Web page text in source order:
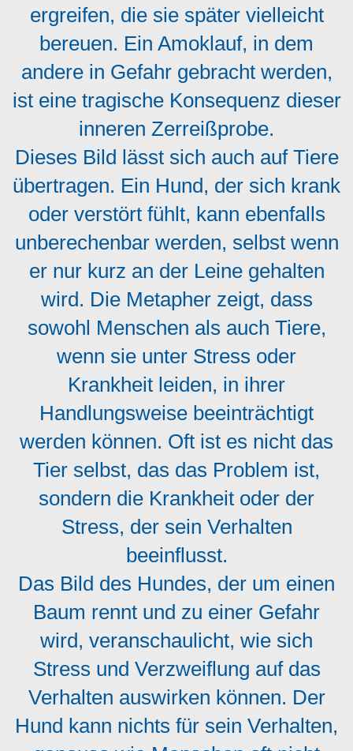
ergreifen, die sie später vielleicht
bereuen. Ein Amoklauf, in dem
andere in Gefahr gebracht werden,
ist eine tragische Konsequenz dieser
inneren Zerreißprobe.
Dieses Bild lässt sich auch auf Tiere
übertragen. Ein Hund, der sich krank
oder verstört fühlt, kann ebenfalls
unberechenbar werden, selbst wenn
er nur kurz an der Leine gehalten
wird. Die Metapher zeigt, dass
sowohl Menschen als auch Tiere,
wenn sie unter Stress oder
Krankheit leiden, in ihrer
Handlungsweise beeinträchtigt
werden können. Oft ist es nicht das
Tier selbst, das das Problem ist,
sondern die Krankheit oder der
Stress, der sein Verhalten
beeinflusst.
Das Bild des Hundes, der um einen
Baum rennt und zu einer Gefahr
wird, veranschaulicht, wie sich
Stress und Verzweiflung auf das
Verhalten auswirken können. Der
Hund kann nichts für sein Verhalten,